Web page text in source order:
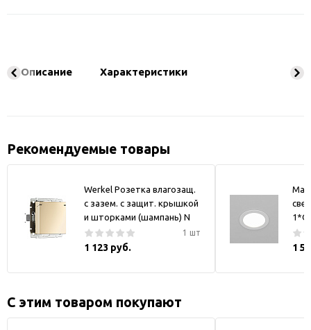
Описание Характеристики
Рекомендуемые товары
Werkel Розетка влагозащ.
с зазем. с защит. крышкой
и шторками (шампань) N
1 шт
1 123 руб. 1
С этим товаром покупают